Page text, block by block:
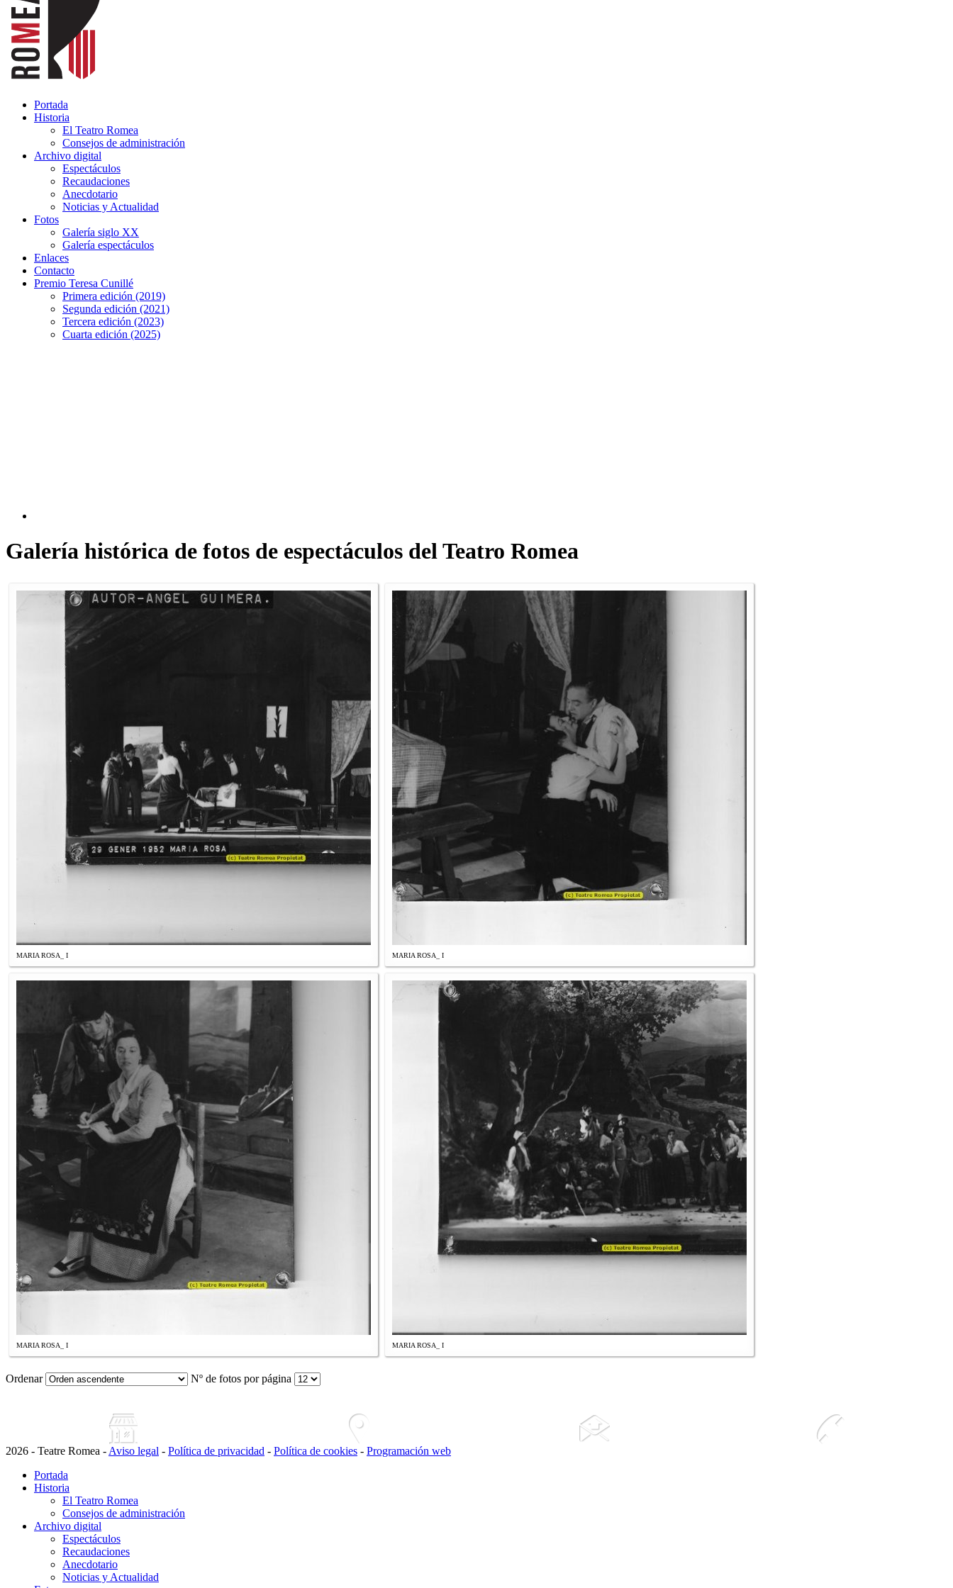
Portada
Historia
El Teatro Romea
Consejos de administración
Archivo digital
Espectáculos
Recaudaciones
Anecdotario
Noticias y Actualidad
Fotos
Galería siglo XX
Galería espectáculos
Enlaces
Contacto
Premio Teresa Cunillé
Primera edición (2019)
Segunda edición (2021)
Tercera edición (2023)
Cuarta edición (2025)
Galería histórica de fotos de espectáculos del Teatro Romea
MARIA ROSA_ I MARIA ROSA_ I
MARIA ROSA_ I MARIA ROSA_ I
Ordenar Nº de fotos por página
2026 - Teatre Romea - Aviso legal - Política de privacidad - Política de cookies - Programación web
Portada
Historia
El Teatro Romea
Consejos de administración
Archivo digital
Espectáculos
Recaudaciones
Anecdotario
Noticias y Actualidad